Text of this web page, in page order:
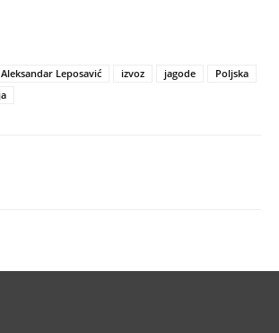
Leposavić izvoz jagode
Poljska